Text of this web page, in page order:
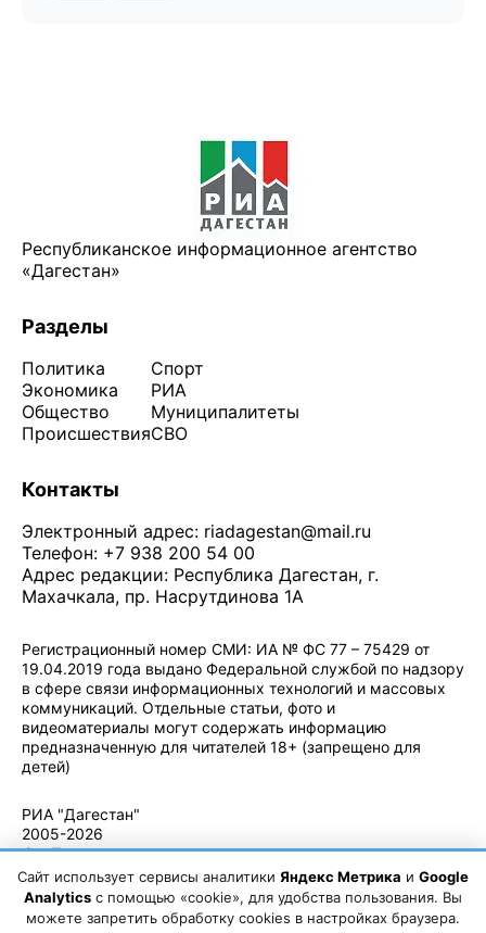
Республиканское информационное агентство
«Дагестан»
Разделы
Политика
Экономика
Общество
Происшествия
Спорт
РИА
Муниципалитеты
СВО
Контакты
Электронный адрес: riadagestan@mail.ru
Телефон: +7 938 200 54 00
Адрес редакции: Республика Дагестан, г.
Махачкала, пр. Насрутдинова 1А
Регистрационный номер СМИ: ИА № ФС 77 – 75429 от
19.04.2019 года выдано Федеральной службой по надзору
в сфере связи информационных технологий и массовых
коммуникаций. Отдельные статьи, фото и
видеоматериалы могут содержать информацию
предназначенную для читателей 18+ (запрещено для
детей)
РИА "Дагестан"
2005-2026
© - Правила
использования
материалов.
Авторские
Сайт использует сервисы аналитики Яндекс Метрика и Google
Analytics с помощью «cookie», для удобства пользования. Вы
можете запретить обработку cookies в настройках браузера.